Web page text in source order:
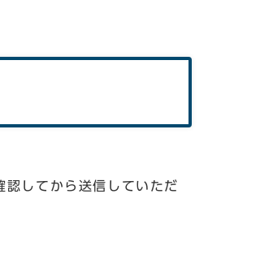
認してから送信していただ